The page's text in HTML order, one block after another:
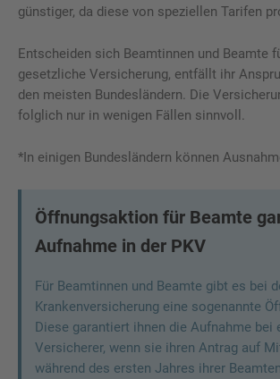
günstiger, da diese von speziellen Tarifen
Entscheiden sich Beamtinnen und Beamte
gesetzliche Versicherung, entfällt ihr
den meisten Bundesländern. Die
folglich nur in wenigen Fällen sinnvoll.
*In einigen Bundesländern können
Öffnungsaktion für Beamte
Aufnahme in der PKV
Für Beamtinnen und Beamte gibt es bei
Krankenversicherung eine sogenannte
Diese garantiert ihnen die Aufnahme bei
Versicherer, wenn sie ihren Antrag auf
während des ersten Jahres ihrer